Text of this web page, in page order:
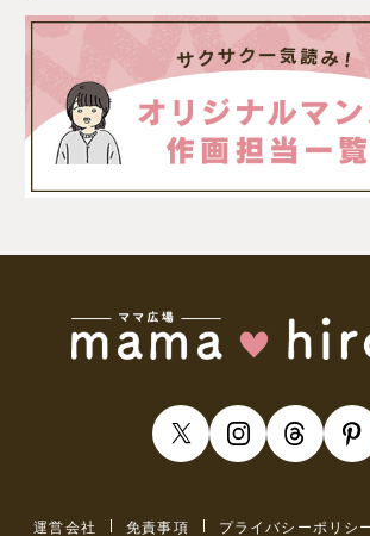
運営会社 免責事項 プライバシーポリシ